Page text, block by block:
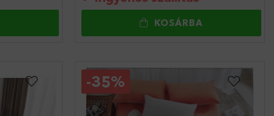
KOSÁRBA
-35%